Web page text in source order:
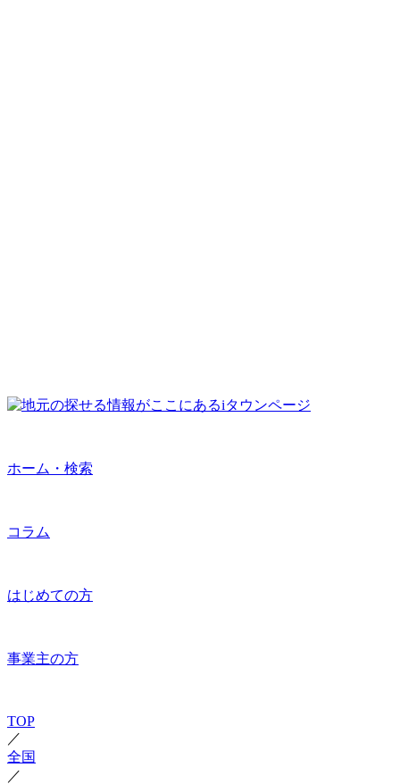
ホーム・検索
コラム
はじめての方
事業主の方
TOP
／
全国
／